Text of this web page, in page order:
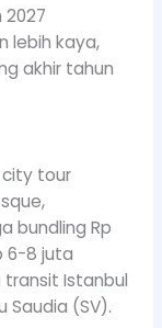
2027
lebih kaya,
akhir tahun
city tour
bundling Rp
6-8 juta
transit Istanbul
Saudia (SV).